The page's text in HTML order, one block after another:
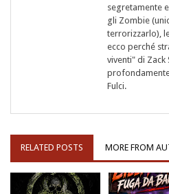
segretamente
gli Zombie
terrorizzarlo),
ecco perché
viventi" di Zack
Fulci.
RELATED POSTS MORE FROM